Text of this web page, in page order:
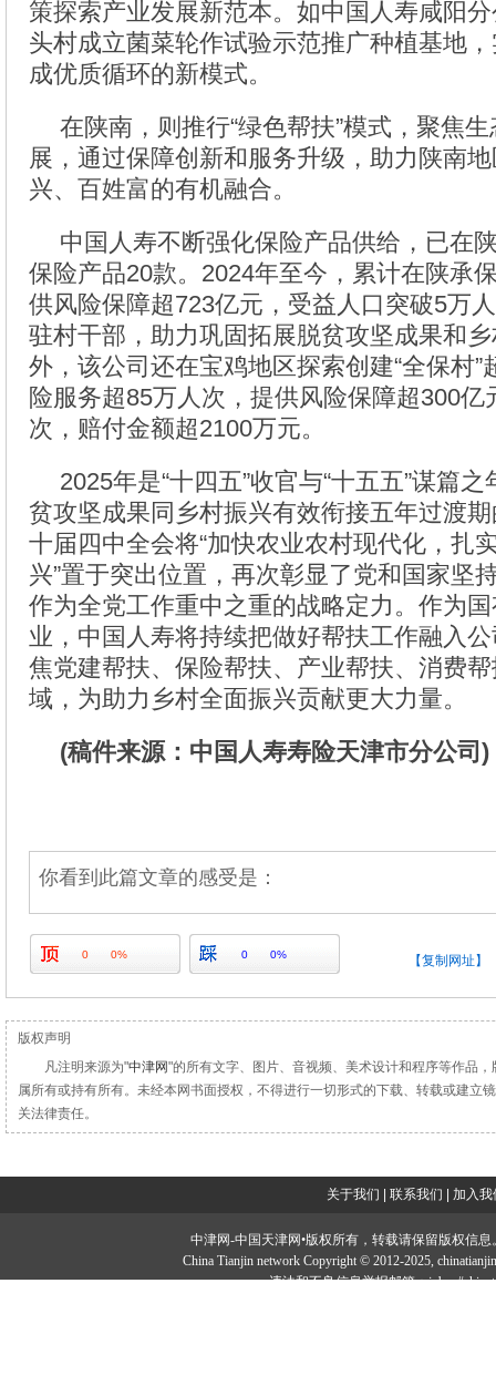
策探索产业发展新范本。如中国人寿咸阳
头村成立菌菜轮作试验示范推广种植基地，
成优质循环的新模式。
在陕南，则推行“绿色帮扶”模式，聚焦
展，通过保障创新和服务升级，助力陕南
兴、百姓富的有机融合。
中国人寿不断强化保险产品供给，已在
保险产品20款。2024年至今，累计在陕承
供风险保障超723亿元，受益人口突破5万
驻村干部，助力巩固拓展脱贫攻坚成果和
外，该公司还在宝鸡地区探索创建“全保村”
险服务超85万人次，提供风险保障超300亿
次，赔付金额超2100万元。
2025年是“十四五”收官与“十五五”谋篇
贫攻坚成果同乡村振兴有效衔接五年过渡
十届四中全会将“加快农业农村现代化，扎
兴”置于突出位置，再次彰显了党和国家坚
作为全党工作重中之重的战略定力。作为
业，中国人寿将持续把做好帮扶工作融入
焦党建帮扶、保险帮扶、产业帮扶、消费
域，为助力乡村全面振兴贡献更大力量。
(稿件来源：中国人寿寿险天津市分公司)
你看到此篇文章的感受是：
0 0% 0 0% 【复制网址】
版权声明
凡注明来源为"中津网"的所有文字、图片、音视频、美术设计和程序等作品
属所有或持有所有。未经本网书面授权，不得进行一切形式的下载、转载或建立
关法律责任。
关于我们 | 联系我们 | 加入我
中津网-中国天津网•版权所有，转载请保留版权信息
China Tianjin network Copyright © 2012-2025,
违法和不良信息举报邮箱：